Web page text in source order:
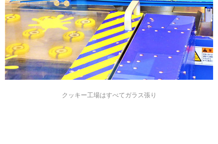
クッキー工場はすべてガラス張り